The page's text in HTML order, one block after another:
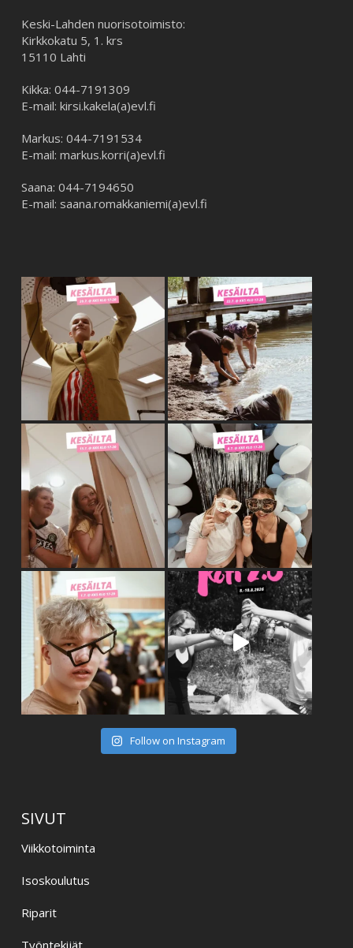
Keski-Lahden nuorisotoimisto:
Kirkkokatu 5, 1. krs
15110 Lahti
Kikka: 044-7191309
E-mail: kirsi.kakela(a)evl.fi
Markus: 044-7191534
E-mail: markus.korri(a)evl.fi
Saana: 044-7194650
E-mail: saana.romakkaniemi(a)evl.fi
Follow on Instagram
SIVUT
Viikkotoiminta
Isoskoulutus
Riparit